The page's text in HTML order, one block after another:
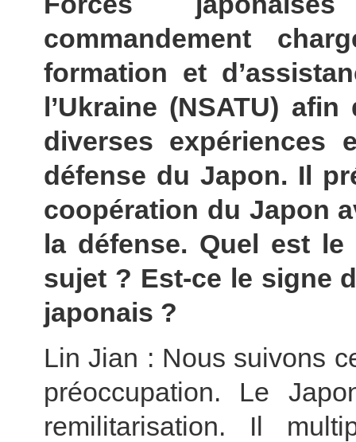
commandement
formation et
l’Ukraine (NSATU)
diverses expériences
défense du Japon. Il
coopération du Japon
la défense. Quel est
sujet ? Est-ce le signe
japonais ?
Lin Jian : Nous suivons
préoccupation. Le
remilitarisation. Il